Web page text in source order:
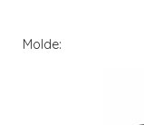
Molde: